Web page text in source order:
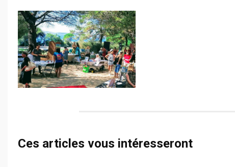
Ces articles vous intéresseront